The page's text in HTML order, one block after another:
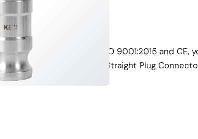
Сертифицировано по ISO
With certifications like ISO 9001:2015 and
standards of the LT-21B Straight Plug